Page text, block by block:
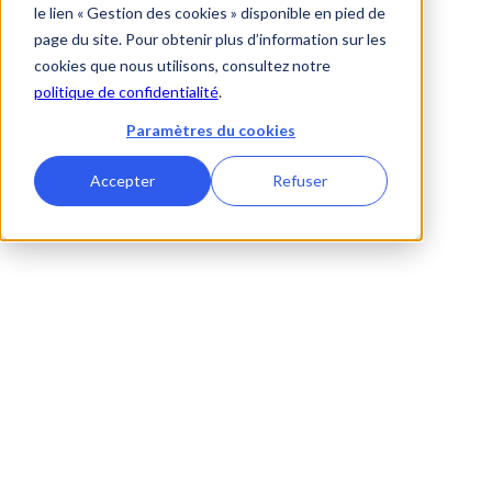
le lien « Gestion des cookies » disponible en pied de
page du site. Pour obtenir plus d’information sur les
cookies que nous utilisons, consultez notre
politique de confidentialité.
Paramètres du cookies
Accepter Refuser